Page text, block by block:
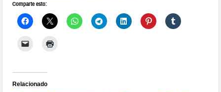
Comparte esto:
Relacionado